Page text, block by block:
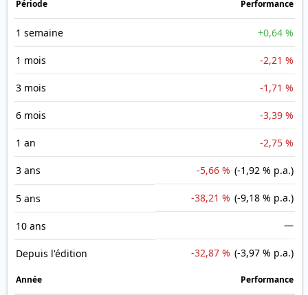
Période Performance
1 semaine +0,64 %
1 mois -2,21 %
3 mois -1,71 %
6 mois -3,39 %
1 an -2,75 %
3 ans -5,66 % (-1,92 % p.a.)
5 ans -38,21 % (-9,18 % p.a.)
10 ans —
Depuis l'édition -32,87 % (-3,97 % p.a.)
Année Performance